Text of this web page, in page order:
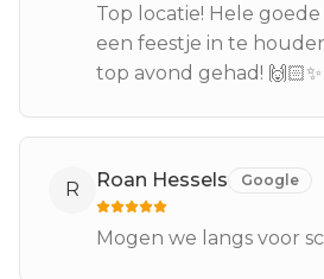
Top locatie! Hele
een feestje in te
top avond gehad! 🙌🏻✨
R Roan Hessels Google
Mogen we langs voor